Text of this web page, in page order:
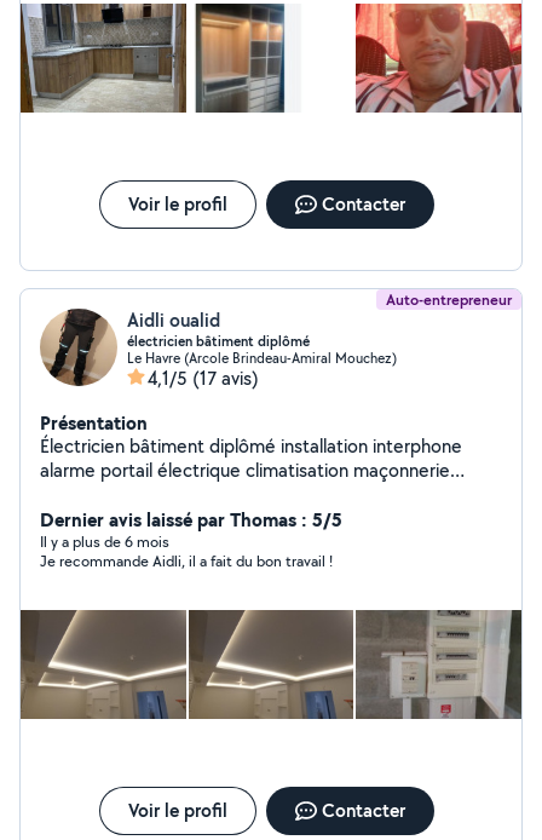
Voir le profil Contacter
Auto-entrepreneur
Aidli oualid
électricien bâtiment diplômé
Le Havre (Arcole Brindeau-Amiral Mouchez)
4,1/5 (17 avis)
Présentation
Électricien bâtiment diplômé installation interphone
alarme portail électrique climatisation maçonnerie
Dernier avis laissé par Thomas : 5/5
Il y a plus de 6 mois
Je recommande Aidli, il a fait du bon travail !
Voir le profil Contacter